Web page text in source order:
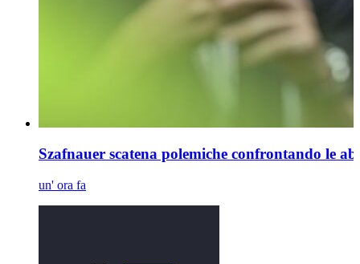
Szafnauer scatena polemiche confrontando le
un' ora fa